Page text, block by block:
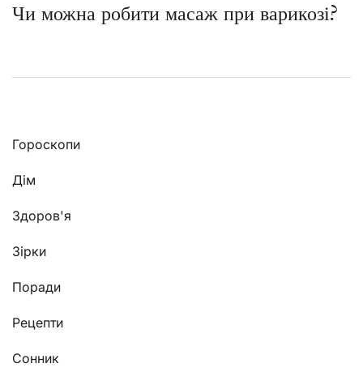
Чи можна робити масаж при варикозі?
Гороскопи
Дім
Здоров'я
Зірки
Поради
Рецепти
Сонник